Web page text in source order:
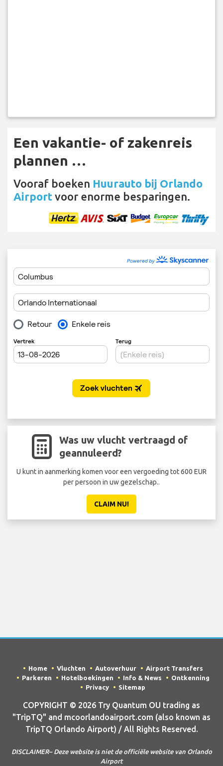
Een vakantie- of zakenreis
plannen …
Vooraf boeken Huurauto bij Orlando
Airport voor enorme besparingen.
Was uw vlucht vertraagd of
geannuleerd?
U kunt in aanmerking komen voor een vergoeding tot 600 EUR
per persoon in uw gezelschap..
CLAIM NU!
Home Vluchten Autoverhuur
Airport Transfers
Parkeren
Hotelboekingen Info & News
Ontkenning
Privacy
Sitemap
COPYRIGHT © 2026 Try Quantum OU trading as
"TripTQ" and mcoorlandoairport.com (also known as
TripTQ Orlando Airport) / All Rights Reserved.
DISCLAIMER– Deze website is niet de officiële website van Orlando
Airport